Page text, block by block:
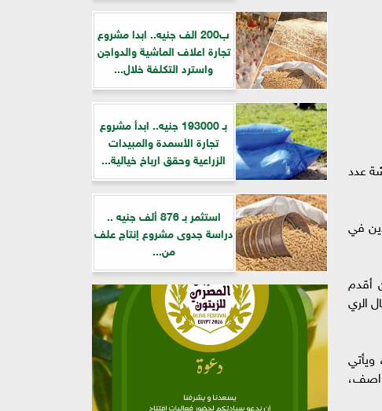
عدد
في
أقدم
الري
ب200 الف جنيه.. ابدا مشروع
تجارة اعلاف الماشية والدواجن
واسترد التكلفة خلال...
بـ 193000 جنيه.. ابدأ مشروع
تجارة الأسمدة والمبيدات
الزراعية وحقق ارباخ خيالية...
استثمر بـ 876 ألف جنيه ..
دراسة جدوى مشروع إنتاج علف
من...